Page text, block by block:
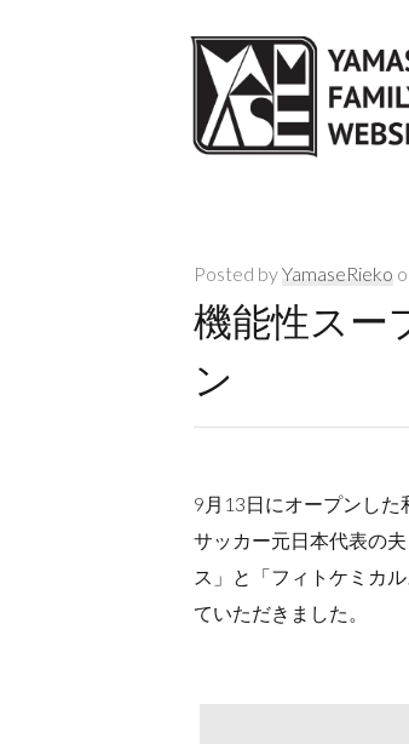
Posted byYamaseRieko
機能性スー
ン
9月13日にオープンした
サッカー元日本代表の
ス」と「フィトケミカ
ていただきました。